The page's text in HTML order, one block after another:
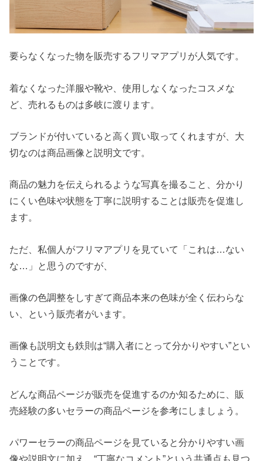
要らなくなった物を販売するフリマアプリが人気です。
着なくなった洋服や靴や、使用しなくなったコスメな
ど、売れるものは多岐に渡ります。
ブランドが付いていると高く買い取ってくれますが、大
切なのは商品画像と説明文です。
商品の魅力を伝えられるような写真を撮ること、分かり
にくい色味や状態を丁寧に説明することは販売を促進し
ます。
ただ、私個人がフリマアプリを見ていて「これは…ない
な…」と思うのですが、
画像の色調整をしすぎて商品本来の色味が全く伝わらな
い、という販売者がいます。
画像も説明文も鉄則は“購入者にとって分かりやすい”とい
うことです。
どんな商品ページが販売を促進するのか知るために、販
売経験の多いセラーの商品ページを参考にしましょう。
パワーセラーの商品ページを見ていると分かりやすい画
像や説明文に加え、“丁寧なコメント”という共通点も見つ